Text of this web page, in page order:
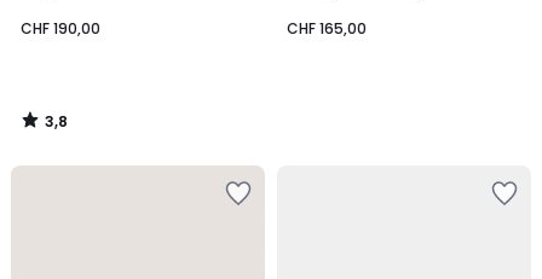
CHF 190,00
3,8
/
CHF 165,00